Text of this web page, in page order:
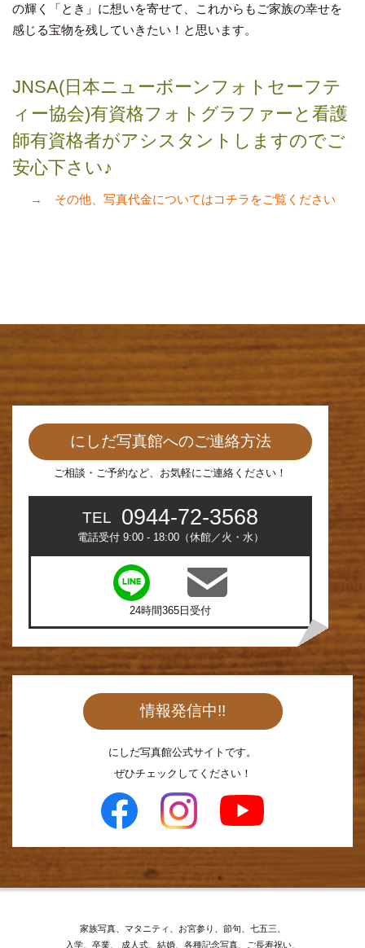
の輝く「とき」に想いを寄せて、これからもご家族の幸せを
感じる宝物を残していきたい！と思います。
JNSA(日本ニューボーンフォトセーフテ
ィー協会)有資格フォトグラファーと看護
師有資格者がアシスタントしますのでご
安心下さい♪
→ その他、写真代金についてはコチラをご覧ください
にしだ写真館へのご連絡方法
ご相談・ご予約など、お気軽にご連絡ください！
TEL 0944-72-3568
電話受付 9:00 - 18:00（休館／火・水）
24時間365日受付
情報発信中!!
にしだ写真館公式サイトです。
ぜひチェックしてください！
家族写真、マタニティ、お宮参り、節句、七五三、
入学、卒業、
成人式、結婚、各種記念写真、ご長寿祝い、